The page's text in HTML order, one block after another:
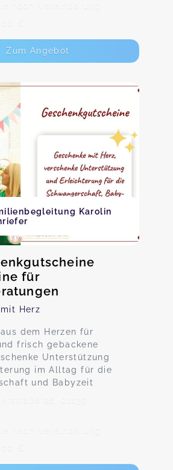
nach Vereinbarung
€
Zum Angebot
Karolin
für
Herz
dem Herzen für
frisch gebackene
Unterstützung
im Alltag für die
und Babyzeit
26, 01139
nach Vereinbarung
€